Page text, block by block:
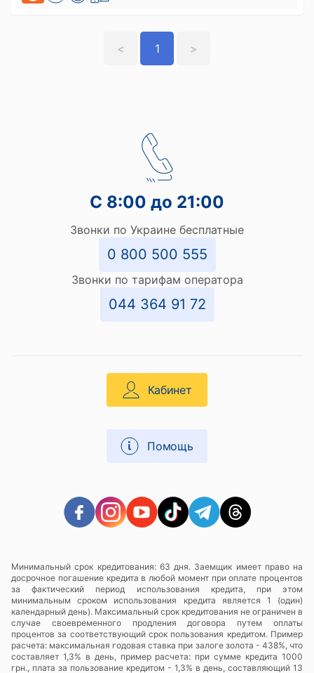
< 1 >
С 8:00 до 21:00
Звонки по Украине бесплатные
0 800 500 555
Звонки по тарифам оператора
044 364 91 72
Кабинет
Помощь
Минимальный срок кредитования: 63 дня. Заемщик имеет право на
досрочное погашение кредита в любой момент при оплате процентов
за фактический период использования кредита, при этом
минимальным сроком использования кредита является 1 (один)
календарный день). Максимальный срок кредитования не ограничен в
случае своевременного продления договора путем оплаты
процентов за соответствующий срок пользования кредитом. Пример
расчета: максимальная годовая ставка при залоге золота - 438%, что
составляет 1,3% в день, пример расчета: при сумме кредита 1000
грн., плата за пользование кредитом - 1,3% в день, составляющий 13